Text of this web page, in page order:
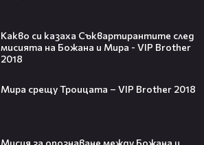
Какво си казаха Съквартирантите след
мисията на Божана и Мира - VIP Brother
2018
Мира срещу Троицата – VIP Brother 2018
Гранде и Рики Алварес отново